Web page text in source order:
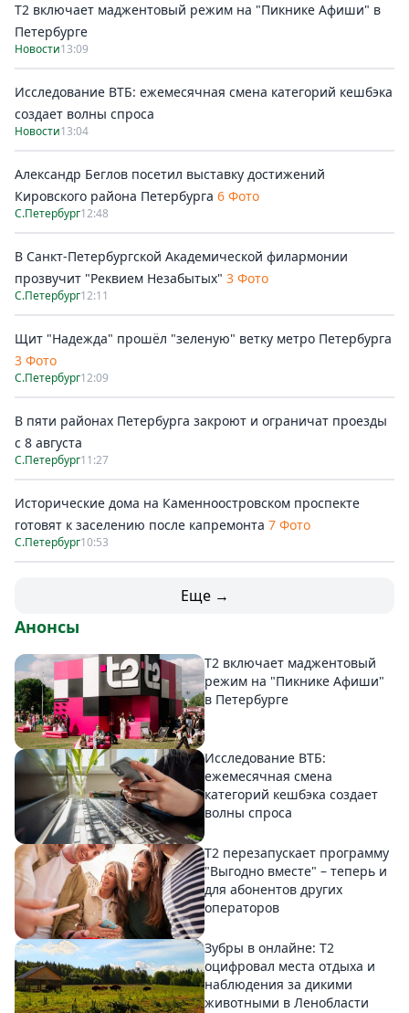
Т2 включает маджентовый режим на "Пикнике Афиши" в
Петербурге
Новости13:09
Исследование ВТБ: ежемесячная смена категорий кешбэка
создает волны спроса
Новости13:04
Александр Беглов посетил выставку достижений
Кировского района Петербурга 6 Фото
С.Петербург12:48
В Санкт-Петербургской Академической филармонии
прозвучит "Реквием Незабытых" 3 Фото
С.Петербург12:11
Щит "Надежда" прошёл "зеленую" ветку метро Петербурга
3 Фото
С.Петербург12:09
В пяти районах Петербурга закроют и ограничат проезды
с 8 августа
С.Петербург11:27
Исторические дома на Каменноостровском проспекте
готовят к заселению после капремонта 7 Фото
С.Петербург10:53
Еще →
Анонсы
Т2 включает маджентовый
режим на "Пикнике Афиши"
в Петербурге
Исследование ВТБ:
ежемесячная смена
категорий кешбэка создает
волны спроса
Т2 перезапускает программу
"Выгодно вместе" – теперь и
для абонентов других
операторов
Зубры в онлайне: Т2
оцифровал места отдыха и
наблюдения за дикими
животными в Ленобласти